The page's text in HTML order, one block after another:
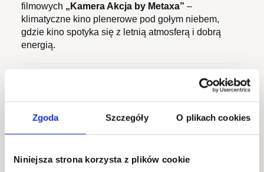
Zgoda Szczegóły O plikach cookies
Niniejsza strona korzysta z plików cookie
filmowych „Kamera Akcja by Metaxa” –
klimatyczne kino plenerowe pod gołym niebem,
gdzie kino spotyka się z letnią atmosferą i dobrą
energią.
Widzimy się we wszystkie wakacyjne środy!
05.08 – Hiszpański temperament (2014)